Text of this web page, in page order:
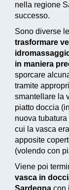
nella regione
successo.
Sono diverse le
trasformare
in maniera
sporcare
tramite
smantellare la
piatto doccia
nuova
cui la vasca
apposite
(volendo con
Viene poi
vasca in